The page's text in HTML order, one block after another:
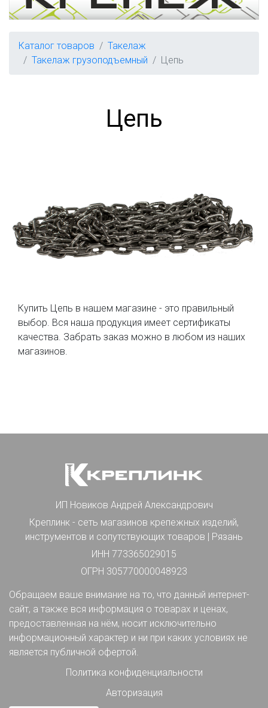
Каталог товаров
Такелаж
Такелаж грузоподъемный
Цепь
Цепь
Купить Цепь в нашем магазине - это правильный
выбор. Вся наша продукция имеет сертификаты
качества. Забрать заказ можно в любом из наших
магазинов.
ИП Новиков Андрей Александрович
Креплинк - сеть магазинов крепежных изделий,
инструментов и сопутствующих товаров | Рязань
ИНН 773365029015
ОГРН 305770000048923
Обращаем ваше внимание на то, что данный интернет-
сайт, а также вся информация о товарах и ценах,
предоставленная на нём, носит исключительно
информационный характер и ни при каких условиях не
является публичной офертой.
Политика конфиденциальности
Авторизация